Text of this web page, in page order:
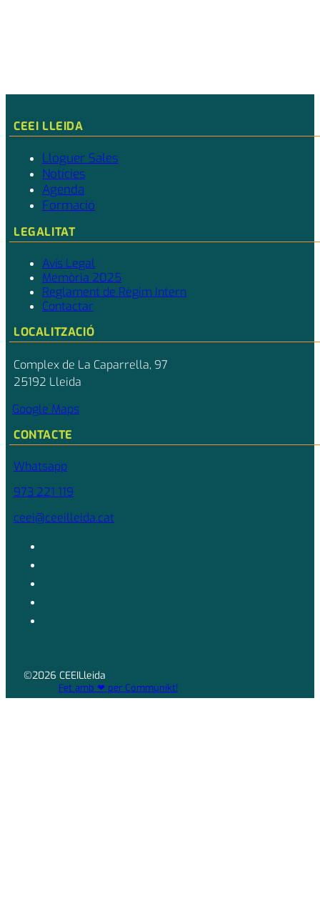
CEEI LLEIDA
Lloguer Sales
Notícies
Agenda
Formació
LEGALITAT
Avís Legal
Memòria 2025
Reglament de Règim Intern
Contactar
LOCALITZACIÓ
Complex de La Caparrella, 97
25192 Lleida
Google Maps
CONTACTE
Whatsapp
973 221 119
ceei@ceeilleida.cat
©2026 CEEILleida
Fet amb ❤ per Communikt!